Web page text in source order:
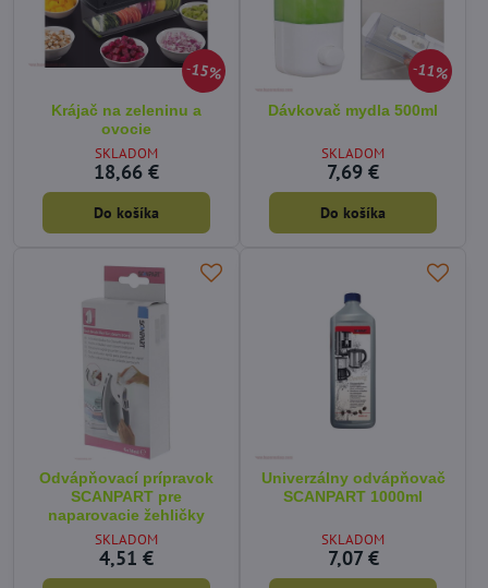
15%
Krájač na zeleninu a
ovocie
SKLADOM
18,66 €
Do košíka
11%
Dávkovač mydla 500ml
SKLADOM
7,69 €
Do košíka
Odvápňovací prípravok
SCANPART pre
naparovacie žehličky
SKLADOM
4,51 €
Univerzálny odvápňovač
SCANPART 1000ml
SKLADOM
7,07 €